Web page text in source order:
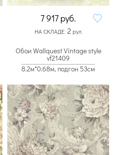
7 917 руб.
НА СКЛАДЕ: 2 рул.
Обои Wallquest Vintage style
vf21409
8.2м*0.68м, подгон 53см